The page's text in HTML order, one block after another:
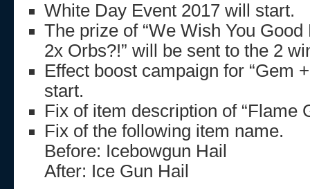
White Day Event 2017 will start.
The prize of “We Wish You
2x Orbs?!” will be sent to the 2
Effect boost campaign for “Gem
start.
Fix of item description of “Flame
Fix of the following item name.
Before: Icebowgun Hail
After: Ice Gun Hail